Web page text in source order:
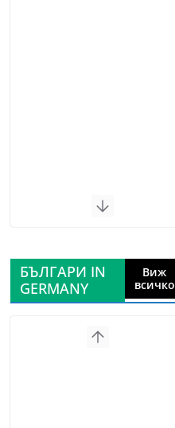
БЪЛГАРИ IN
GERMANY
Виж
всичко